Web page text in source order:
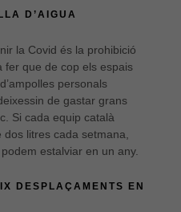
D’AIGUA
la Covid és la prohibició
fer que de cop els espais
personals
de gastar grans
Si cada equip català
dos litres cada setmana,
estalviar en un any.
DESPLAÇAMENTS EN
nostre lloc
web funcioni
el millor
possible
durant la
vostra visita.
Si rebutges
aquestes
alguna